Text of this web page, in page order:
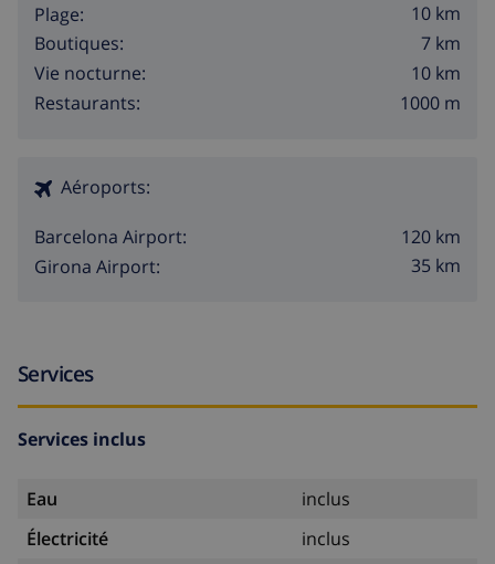
Plage:
10 km
Boutiques:
7 km
Vie nocturne:
10 km
Restaurants:
1000 m
Aéroports:
Barcelona Airport:
120 km
Girona Airport:
35 km
Services
Services inclus
Eau
inclus
Électricité
inclus